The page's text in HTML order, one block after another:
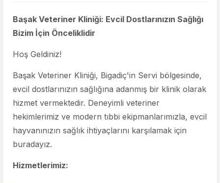
Başak Veteriner Kliniği: Evcil Dostlarınızın Sağlığı
Bizim İçin Önceliklidir
Hoş Geldiniz!
Başak Veteriner Kliniği, Bigadiç'in Servi bölgesinde,
evcil dostlarınızın sağlığına adanmış bir klinik olarak
hizmet vermektedir. Deneyimli veteriner
hekimlerimiz ve modern tıbbi ekipmanlarımızla, evcil
hayvanınızın sağlık ihtiyaçlarını karşılamak için
buradayız.
Hizmetlerimiz: